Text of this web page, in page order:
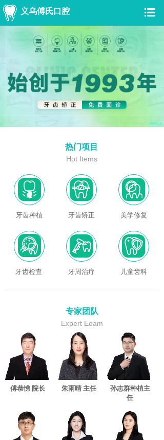
义乌傅氏口腔
牙周治疗 儿童齿科
牙齿检查
美学修复
牙齿矫正
Hot Items
热门项目
牙齿种植
傅恭悌 院长 朱雨晴 主任
孙志群种植主
任
Expert Eeam
专家团队